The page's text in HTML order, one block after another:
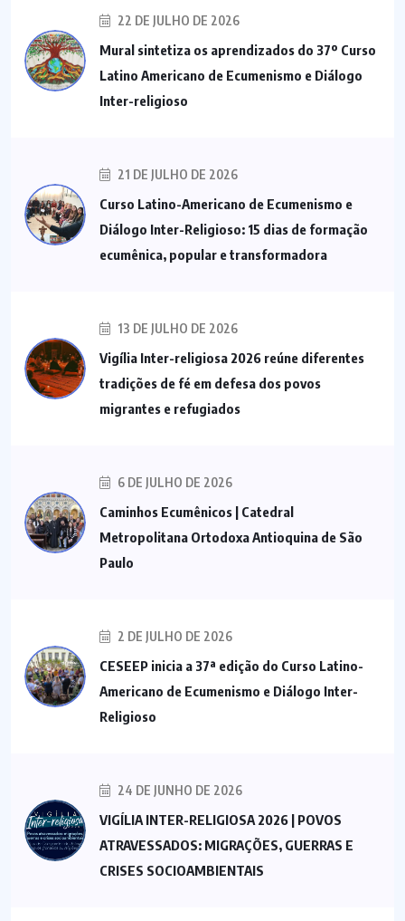
22 DE JULHO DE 2026
Mural sintetiza os aprendizados do 37º Curso
Latino Americano de Ecumenismo e Diálogo
Inter-religioso
21 DE JULHO DE 2026
Curso Latino-Americano de Ecumenismo e
Diálogo Inter-Religioso: 15 dias de formação
ecumênica, popular e transformadora
13 DE JULHO DE 2026
Vigília Inter-religiosa 2026 reúne diferentes
tradições de fé em defesa dos povos
migrantes e refugiados
6 DE JULHO DE 2026
Caminhos Ecumênicos | Catedral
Metropolitana Ortodoxa Antioquina de São
Paulo
2 DE JULHO DE 2026
CESEEP inicia a 37ª edição do Curso Latino-
Americano de Ecumenismo e Diálogo Inter-
Religioso
24 DE JUNHO DE 2026
VIGÍLIA INTER-RELIGIOSA 2026 | POVOS
ATRAVESSADOS: MIGRAÇÕES, GUERRAS E
CRISES SOCIOAMBIENTAIS